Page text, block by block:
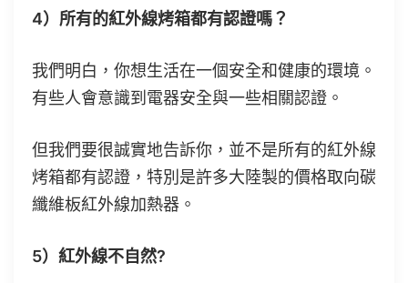
4）所有的紅外線烤箱都有認證嗎？
我們明白，你想生活在一個安全和健康的環境。
有些人會意識到電器安全與一些相關認證。
但我們要很誠實地告訴你，並不是所有的紅外線
烤箱都有認證，特別是許多大陸製的價格取向碳
纖維板紅外線加熱器。
5）紅外線不自然?